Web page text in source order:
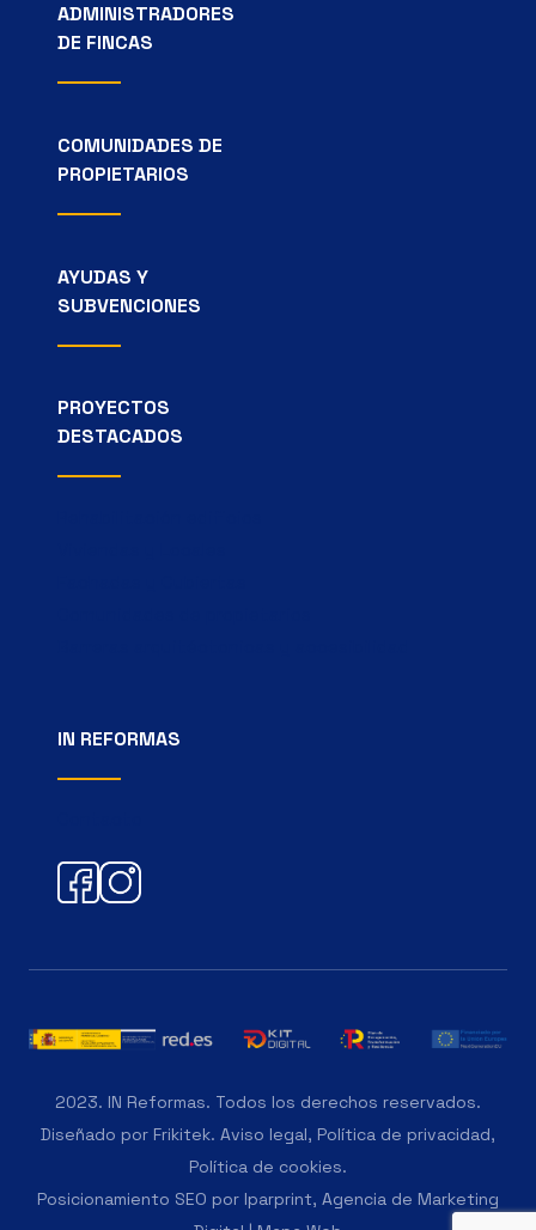
ADMINISTRADORES
DE FINCAS
COMUNIDADES DE
PROPIETARIOS
AYUDAS Y
SUBVENCIONES
PROYECTOS
DESTACADOS
IN REFORMAS
2023. IN Reformas. Todos los derechos reservados.
Diseñado por Frikitek. Aviso legal, Política de privacidad,
Política de cookies.
Posicionamiento SEO por Iparprint, Agencia de Marketing